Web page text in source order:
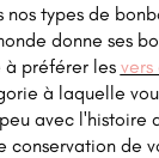
nos types de
donne ses
à préférer les
à laquelle
avec l'histoire
conservation de